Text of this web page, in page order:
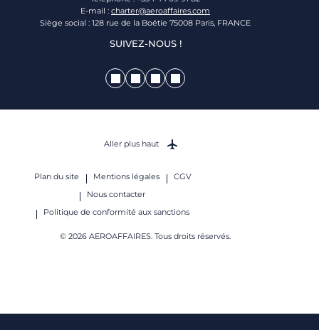
E-mail : charter@aeroaffaires.com
Siège social : 128 rue de la Boétie 75008 Paris, FRANCE
SUIVEZ-NOUS !
Plan du site Mentions légales
CGV
Nous contacter
Politique de conformité aux sanctions
© 2026 AEROAFFAIRES. Tous droits réservés.
Aller plus haut